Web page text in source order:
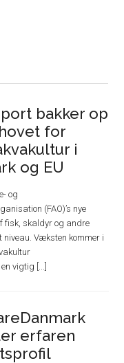
bakker op
for
i
og EU
og
(FAO)’s nye
fisk, skaldyr og andre
Væksten kommer i
vigtig [...]
erfaren